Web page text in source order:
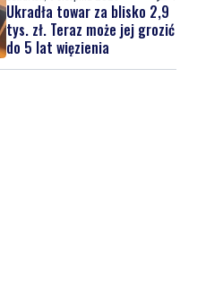
Ukradła towar za blisko 2,9
tys. zł. Teraz może jej grozić
do 5 lat więzienia